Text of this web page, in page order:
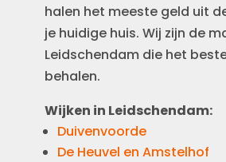
halen het meeste geld uit
je huidige huis. Wij zijn de
Leidschendam die het
behalen.
Wijken in Leidschendam:
Duivenvoorde
De Heuvel en Amstelhof